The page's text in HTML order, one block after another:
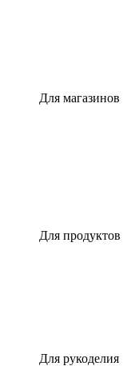
Для магазинов
Для продуктов
Для рукоделия